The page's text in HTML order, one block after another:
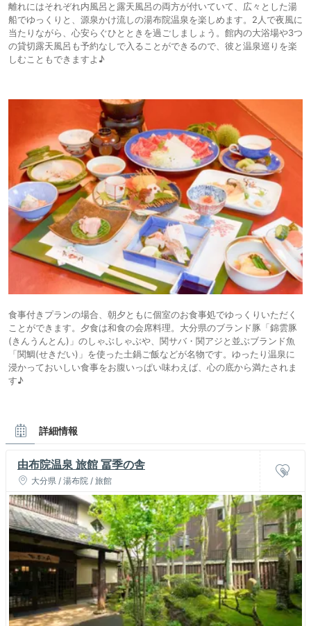
離れにはそれぞれ内風呂と露天風呂の両方が付いていて、広々とした湯
船でゆっくりと、源泉かけ流しの湯布院温泉を楽しめます。2人で夜風に
当たりながら、心安らぐひとときを過ごしましょう。館内の大浴場や3つ
の貸切露天風呂も予約なしで入ることができるので、彼と温泉巡りを楽
しむこともできますよ♪
食事付きプランの場合、朝夕ともに個室のお食事処でゆっくりいただく
ことができます。夕食は和食の会席料理。大分県のブランド豚「錦雲豚
(きんうんとん)」のしゃぶしゃぶや、関サバ・関アジと並ぶブランド魚
「関鯛(せきだい)」を使った土鍋ご飯などが名物です。ゆったり温泉に
浸かっておいしい食事をお腹いっぱい味わえば、心の底から満たされま
す♪
詳細情報
由布院温泉 旅館 冨季の舎
大分県 / 湯布院 / 旅館